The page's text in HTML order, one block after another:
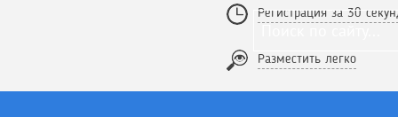
Регистрация за 30
Разместить легко